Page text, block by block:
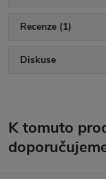
Recenze (1)
Diskuse
K tomuto